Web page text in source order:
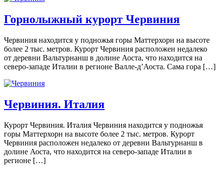
Горнолыжный курорт Червиния
Червиния находится у подножья горы Маттерхорн на высоте
более 2 тыс. метров. Курорт Червиния расположен недалеко
от деревни Вальтурнанш в долине Аоста, что находится на
северо-западе Италии в регионе Валле-д’Аоста. Сама гора […]
Червиния. Италия
Курорт Червиния. Италия Червиния находится у подножья
горы Маттерхорн на высоте более 2 тыс. метров. Курорт
Червиния расположен недалеко от деревни Вальтурнанш в
долине Аоста, что находится на северо-западе Италии в
регионе […]